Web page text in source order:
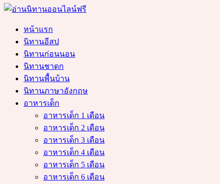
หน้าแรก
นิทานอีสป
นิทานก่อนนอน
นิทานชาดก
นิทานพื้นบ้าน
นิทานภาษาอังกฤษ
อาหารเด็ก
อาหารเด็ก 1 เดือน
อาหารเด็ก 2 เดือน
อาหารเด็ก 3 เดือน
อาหารเด็ก 4 เดือน
อาหารเด็ก 5 เดือน
อาหารเด็ก 6 เดือน